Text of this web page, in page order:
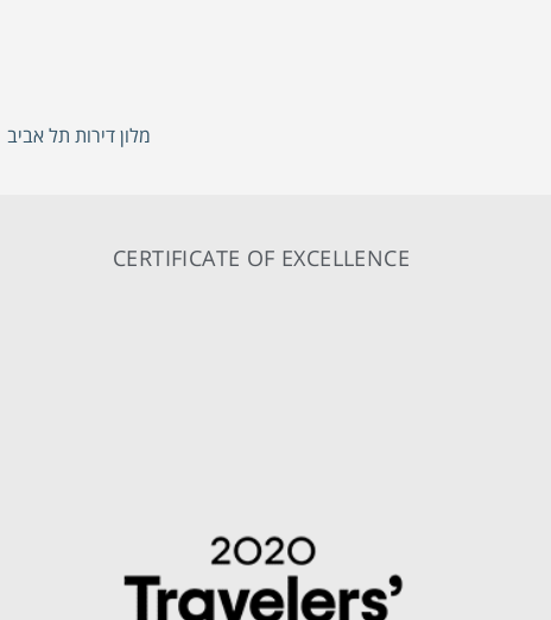
מלון דירות תל אביב
CERTIFICATE OF EXCELLENCE